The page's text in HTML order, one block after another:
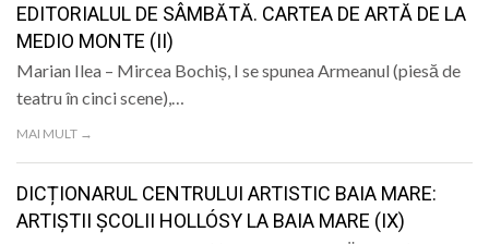
EDITORIALUL DE SÂMBĂTĂ. CARTEA DE ARTĂ DE LA
MEDIO MONTE (II)
Marian Ilea – Mircea Bochiș, I se spunea Armeanul (piesă de
teatru în cinci scene),…
MAI MULT →
DICȚIONARUL CENTRULUI ARTISTIC BAIA MARE:
ARTIȘTII ȘCOLII HOLLÓSY LA BAIA MARE (IX)